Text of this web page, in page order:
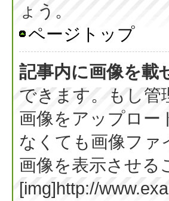
ょう。
ページトップ
記事内に画像を載
できます。もし管
画像をアップロー
なくても画像ファ
画像を表示させる
[img]http://